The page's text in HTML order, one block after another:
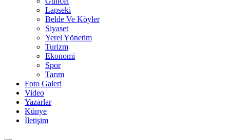
Lapseki
Belde Ve Köyler
Siyaset
Yerel Yönetim
Turizm
Ekonomi
Spor
Tarım
Foto Galeri
Video
Yazarlar
Künye
İletişim